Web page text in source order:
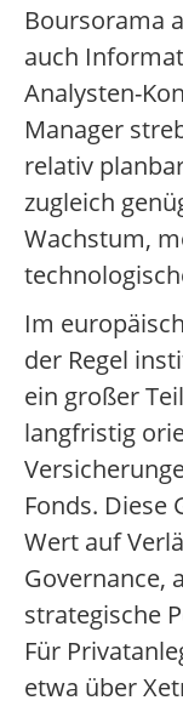
Boursorama
auch
Analysten-
Manager
relativ
zugleich
Wachstum,
Im
der Regel
ein großer
langfristig
Fonds. Diese
Wert auf
Governance,
strategische
Für
etwa über